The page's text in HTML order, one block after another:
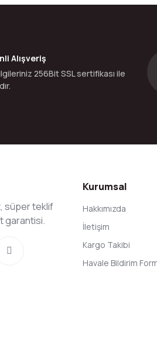
pahalı.
olmalı.
Alışveriş
256Bit SSL sertifikası ile
süper teklif
garantisi.
Kurumsal
Hakkımızda
İletişim
Kargo Takibi
Havale Bildirim